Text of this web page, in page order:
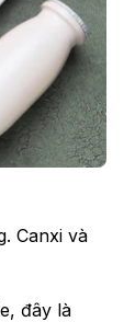
Canxi và
đây là